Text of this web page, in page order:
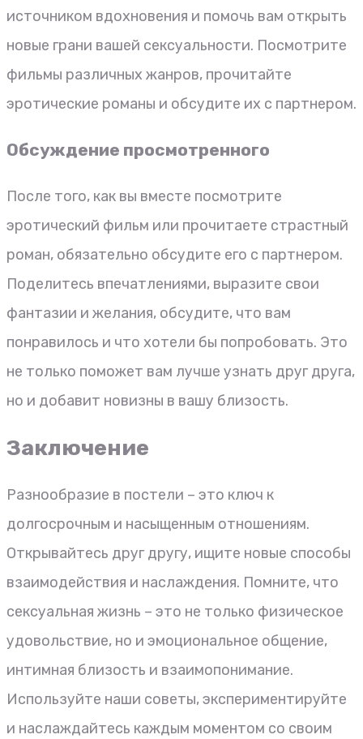
источником вдохновения и помочь вам открыть
новые грани вашей сексуальности. Посмотрите
фильмы различных жанров, прочитайте
эротические романы и обсудите их с партнером.
Обсуждение просмотренного
После того, как вы вместе посмотрите
эротический фильм или прочитаете страстный
роман, обязательно обсудите его с партнером.
Поделитесь впечатлениями, выразите свои
фантазии и желания, обсудите, что вам
понравилось и что хотели бы попробовать. Это
не только поможет вам лучше узнать друг друга,
но и добавит новизны в вашу близость.
Заключение
Разнообразие в постели – это ключ к
долгосрочным и насыщенным отношениям.
Открывайтесь друг другу, ищите новые способы
взаимодействия и наслаждения. Помните, что
сексуальная жизнь – это не только физическое
удовольствие, но и эмоциональное общение,
интимная близость и взаимопонимание.
Используйте наши советы, экспериментируйте
и наслаждайтесь каждым моментом со своим